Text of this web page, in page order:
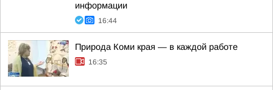
информации
16:44
Природа Коми края — в каждой работе
16:35